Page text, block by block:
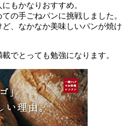
もかなりおすすめ。
の手ごねパンに挑戦しました。
、なかなか美味しいパンが焼け
でとっても勉強になります。